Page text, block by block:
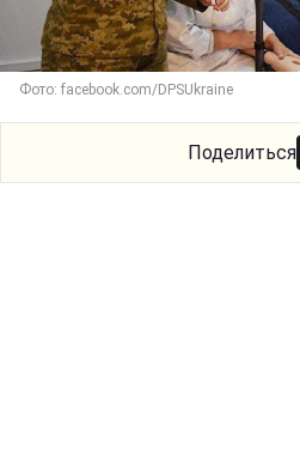
Фото: facebook.com/DPSUkraine
Поделиться